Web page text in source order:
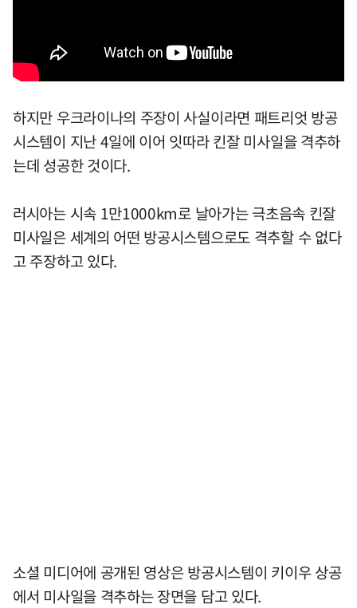
하지만 우크라이나의 주장이 사실이라면 패트리엇 방공
시스템이 지난 4일에 이어 잇따라 킨잘 미사일을 격추하
는데 성공한 것이다.
러시아는 시속 1만1000km로 날아가는 극초음속 킨잘
미사일은 세계의 어떤 방공시스템으로도 격추할 수 없다
고 주장하고 있다.
소셜 미디어에 공개된 영상은 방공시스템이 키이우 상공
에서 미사일을 격추하는 장면을 담고 있다.